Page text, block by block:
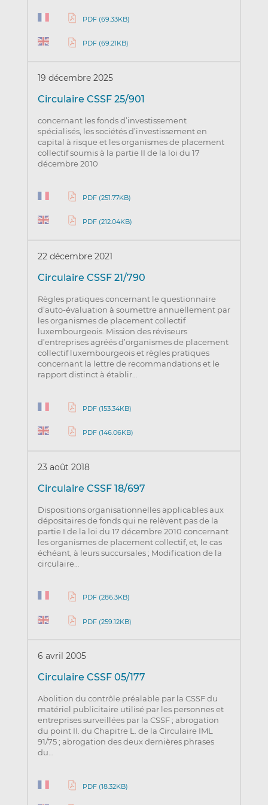
PDF (69.33KB)
PDF (69.21KB)
19 décembre 2025
Circulaire CSSF 25/901
concernant les fonds d’investissement
spécialisés, les sociétés d’investissement en
capital à risque et les organismes de placement
collectif soumis à la partie II de la loi du 17
décembre 2010
PDF (251.77KB)
PDF (212.04KB)
22 décembre 2021
Circulaire CSSF 21/790
Règles pratiques concernant le questionnaire
d’auto-évaluation à soumettre annuellement par
les organismes de placement collectif
luxembourgeois. Mission des réviseurs
d’entreprises agréés d’organismes de placement
collectif luxembourgeois et règles pratiques
concernant la lettre de recommandations et le
rapport distinct à établir…
PDF (153.34KB)
PDF (146.06KB)
23 août 2018
Circulaire CSSF 18/697
Dispositions organisationnelles applicables aux
dépositaires de fonds qui ne relèvent pas de la
partie I de la loi du 17 décembre 2010 concernant
les organismes de placement collectif, et, le cas
échéant, à leurs succursales ; Modification de la
circulaire…
PDF (286.3KB)
PDF (259.12KB)
6 avril 2005
Circulaire CSSF 05/177
Abolition du contrôle préalable par la CSSF du
matériel publicitaire utilisé par les personnes et
entreprises surveillées par la CSSF ; abrogation
du point II. du Chapitre L. de la Circulaire IML
91/75 ; abrogation des deux dernières phrases
du…
PDF (18.32KB)